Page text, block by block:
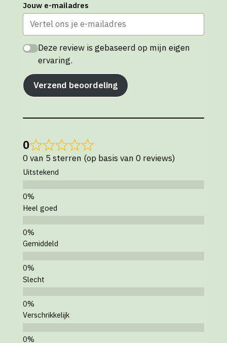
Jouw e-mailadres
Deze review is gebaseerd op mijn eigen
ervaring.
Verzend beoordeling
0
0 van 5 sterren (op basis van 0 reviews)
Uitstekend
Heel goed
Gemiddeld
Slecht
Verschrikkelijk